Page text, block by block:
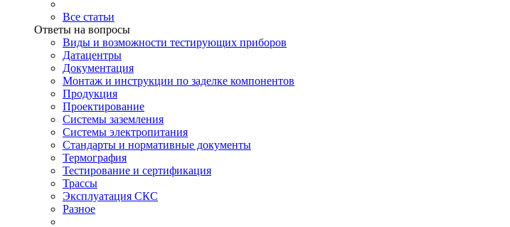
Все статьи
Ответы на вопросы
Виды и возможности тестирующих приборов
Датацентры
Документация
Монтаж и инструкции по заделке компонентов
Продукция
Проектирование
Системы заземления
Системы электропитания
Стандарты и нормативные документы
Термография
Тестирование и сертификация
Трассы
Эксплуатация СКС
Разное